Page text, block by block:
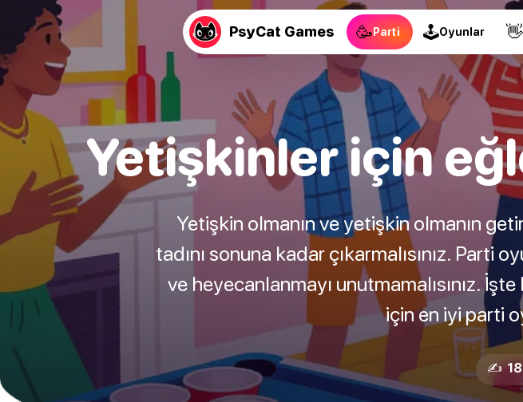
PsyCat Games 🥳Parti 🕹Oyunlar 👋
Yetişkinler için
Yetişkin olmanın ve yetişkin olmanın
tadını sonuna kadar çıkarmalısınız. Parti
ve heyecanlanmayı unutmamalısınız.
için en iyi parti
✍️ 18